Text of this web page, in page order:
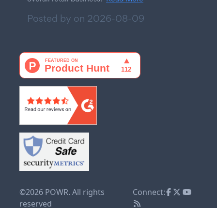
Posted by on 2026-08-09
©2026 POWR. All rights
reserved
Connect: